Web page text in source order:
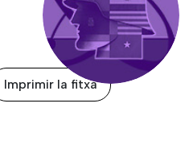
Imprimir la fitxa